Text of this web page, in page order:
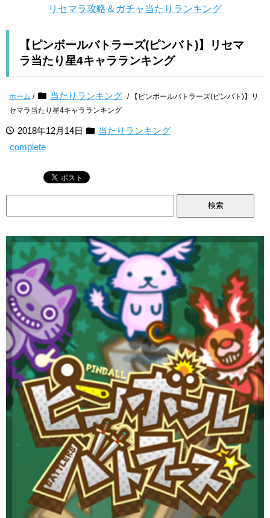
リセマラ攻略＆ガチャ当たりランキング
【ピンボールバトラーズ(ピンバト)】リセマ
ラ当たり星4キャラランキング
ホーム / 当たりランキング / 【ピンボールバトラーズ(ピンバト)】リ
セマラ当たり星4キャラランキング
2018年12月14日
当たりランキング
complete